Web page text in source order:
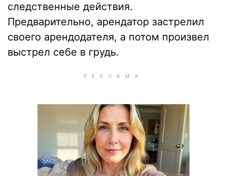
следственные действия.
Предварительно, арендатор застрелил
своего арендодателя, а потом произвел
выстрел себе в грудь.